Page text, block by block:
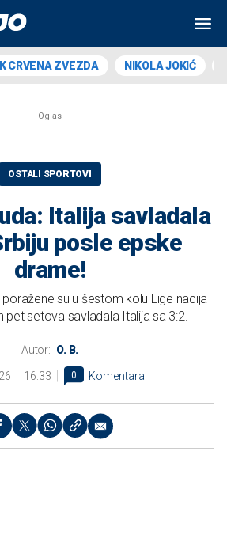
CRVENA ZVEZDA NIKOLA JOKIĆ
OSTALI SPORTOVI
Italija savladala
posle epske
drame!
su u šestom kolu Lige nacija
pet setova savladala Italija sa 3:2.
Autor: O. B.
16:33 0 Komentara